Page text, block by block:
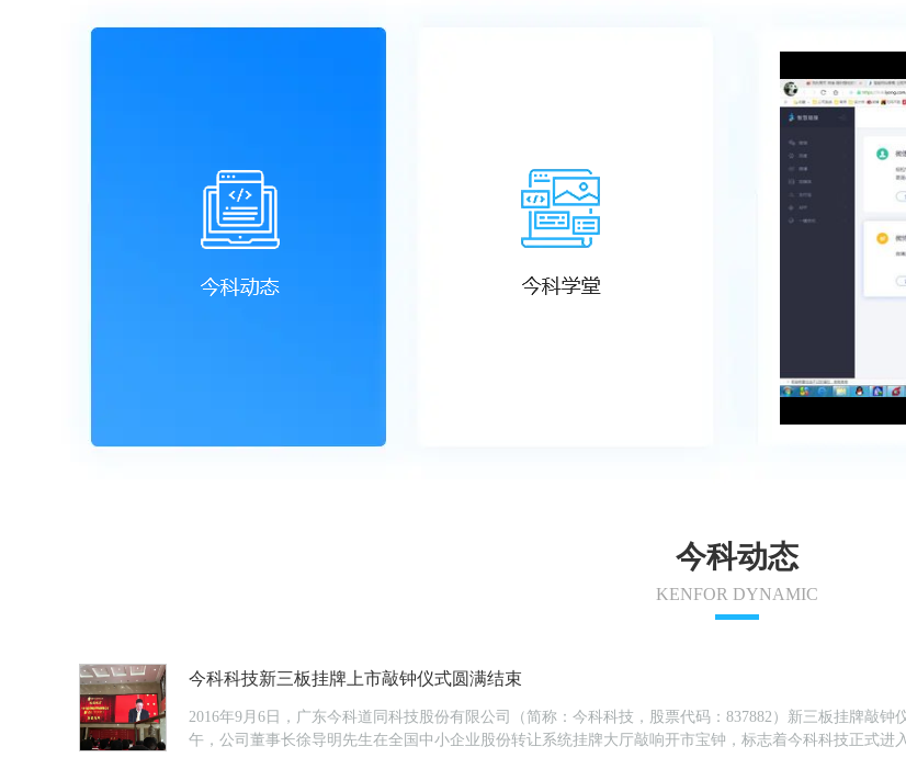
今科动态
KENFOR DYNAMIC
今科科技新三板挂牌上市敲钟仪式圆满结束
2016年9月6日，广东今科道同科技股份有限公司（简称：今科科技，股票代码：837882）新三板挂牌敲
午，公司董事长徐导明先生在全国中小企业股份转让系统挂牌大厅敲响开市宝钟，标志着今科科技正式